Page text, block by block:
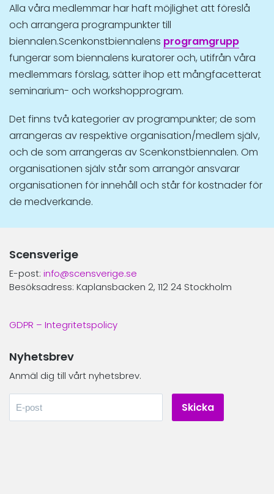
Alla våra medlemmar har haft möjlighet att föreslå
och arrangera programpunkter till
biennalen.Scenkonstbiennalens programgrupp
fungerar som biennalens kuratorer och, utifrån våra
medlemmars förslag, sätter ihop ett mångfacetterat
seminarium- och workshopprogram.
Det finns två kategorier av programpunkter; de som
arrangeras av respektive organisation/medlem själv,
och de som arrangeras av Scenkonstbiennalen. Om
organisationen själv står som arrangör ansvarar
organisationen för innehåll och står för kostnader för
de medverkande.
Scensverige
E-post: info@scensverige.se
Besöksadress: Kaplansbacken 2, 112 24 Stockholm
GDPR – Integritetspolicy
Nyhetsbrev
Anmäl dig till vårt nyhetsbrev.